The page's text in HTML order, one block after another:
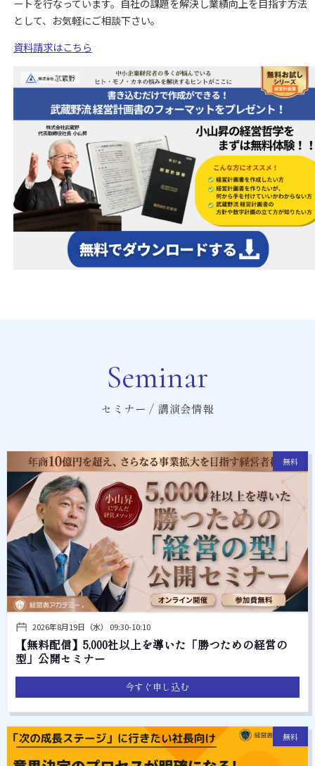
ートを行なっています。自社の課題を解決し業績向上を目指す方法
として、お気軽にご相談下さい。
資料請求はこちら
Seminar
セミナー / 講演会情報
無料
2026年8月19日（水） 09:30-10:10
【無料配信】5,000社以上を導いた「勝つための経営の
型」公開セミナー
今すぐ申し込む
無料